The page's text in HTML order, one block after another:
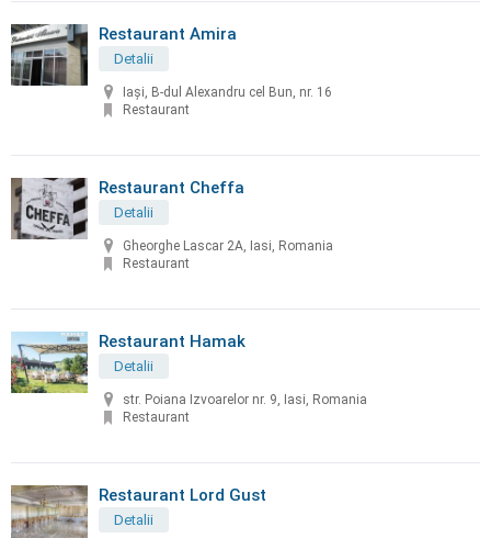
Restaurant Amira
Detalii
Iași, B-dul Alexandru cel Bun, nr. 16
Restaurant
Restaurant Cheffa
Detalii
Gheorghe Lascar 2A, Iasi, Romania
Restaurant
Restaurant Hamak
Detalii
str. Poiana Izvoarelor nr. 9, Iasi, Romania
Restaurant
Restaurant Lord Gust
Detalii